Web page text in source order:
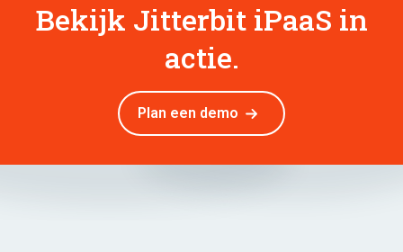
Bekijk Jitterbit iPaaS in
actie.
Plan een demo